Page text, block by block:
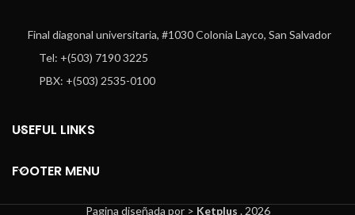
Final diagonal universitaria, #1030 Colonia Layco, San Salvador
Tel: +(503) 7190 3225
PBX: +(503) 2535-0100
USEFUL LINKS
FOOTER MENU
Pagina diseñada por > Ketplus . 2026